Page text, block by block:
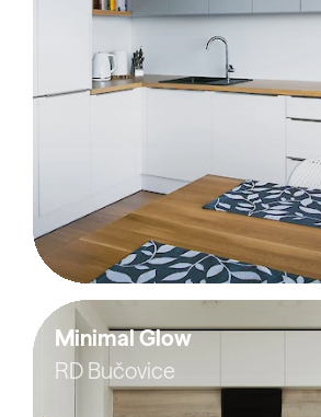
Minimal Glow
RD Bučovice